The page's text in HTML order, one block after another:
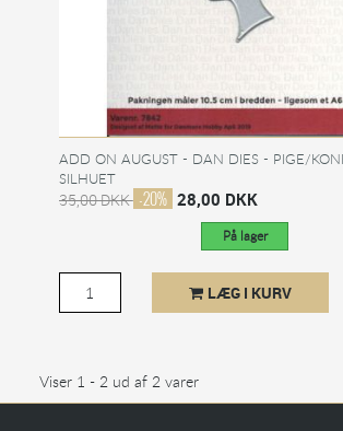
ADD ON AUGUST - DAN DIES - PIGE/
SILHUET
35,00 DKK -20% 28,00 DKK
På lager
LÆG I KURV
Viser 1 - 2 ud af 2 varer